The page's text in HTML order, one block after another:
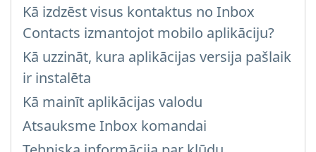
Kā izdzēst visus kontaktus no Inbox
Contacts izmantojot mobilo aplikāciju?
Kā uzzināt, kura aplikācijas versija pašlaik
ir instalēta
Kā mainīt aplikācijas valodu
Atsauksme Inbox komandai